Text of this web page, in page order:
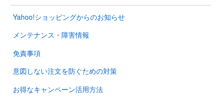
Yahoo!ショッピングからのお知らせ
メンテナンス・障害情報
免責事項
意図しない注文を防ぐための対策
お得なキャンペーン活用方法